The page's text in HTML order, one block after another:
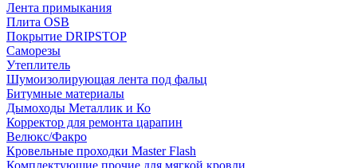
Лента примыкания
Плита OSB
Покрытие DRIPSTOP
Саморезы
Утеплитель
Шумоизолирующая лента под фальц
Битумные материалы
Дымоходы Металлик и Ко
Корректор для ремонта царапин
Велюкс/Факро
Кровельные проходки Master Flash
Комплектующие прочие для мягкой кровли